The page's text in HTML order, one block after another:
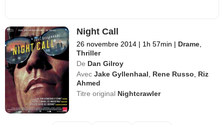
Night Call
26 novembre 2014 | 1h 57min | Drame,
Thriller
De Dan Gilroy
Avec Jake Gyllenhaal, Rene Russo, Riz
Ahmed
Titre original Nightcrawler